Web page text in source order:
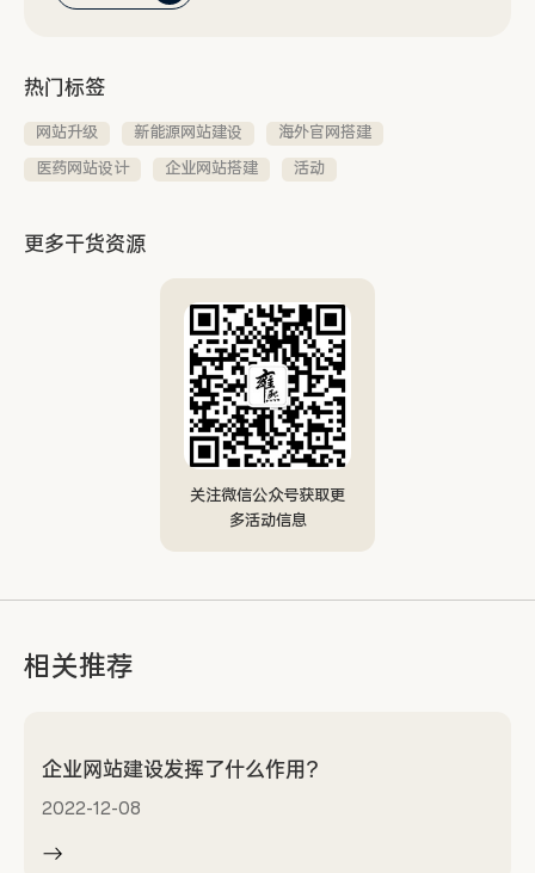
热门标签
网站升级 新能源网站建设
海外官网搭建
医药网站设计
企业网站搭建 活动
更多干货资源
关注微信公众号获取更
多活动信息
相关推荐
企业网站建设发挥了什么作用？
2022-12-08